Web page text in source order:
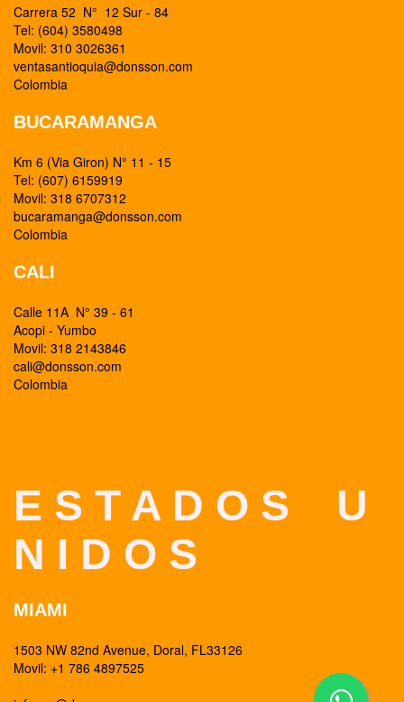
Carrera 52 N° 12 Sur - 84
Tel: (604) 3580498
Movil: 310 3026361
ventasantioquia@donsson.com
Colombia
BUCARAMANGA
Km 6 (Via Giron) N° 11 - 15
Tel: (607) 6159919
Movil: 318 6707312
bucaramanga@donsson.com
Colombia
CALI
Calle 11A N° 39 - 61
Acopi - Yumbo
Movil: 318 2143846
cali@donsson.com
Colombia
E S T A D O S U
N I D O S
MIAMI
1503 NW 82nd Avenue, Doral, FL33126
Movil: +1 786 4897525